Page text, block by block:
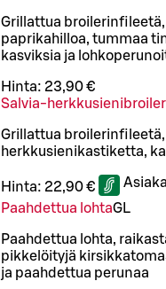
Grillattua
paprikahilloa, tummaa
kasviksia ja
Hinta: 23,90 €
Salvia-
Grillattua
herkkusienikastiketta,
Hinta: 22,90 €
Paahdettua lohtaGL
Paahdettua lohta,
pikkelöityjä
ja paahdettua perunaa